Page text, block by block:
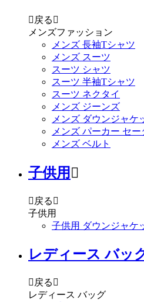
 戻る 
メンズファッション
メンズ 長袖Tシャツ
メンズ スーツ
スーツ シャツ
スーツ 半袖Tシャツ
スーツ ネクタイ
メンズ ジーンズ
メンズ ダウンジャケ
メンズ パーカー セー
メンズ ベルト
子供用 
 戻る 
子供用
子供用 ダウンジャケ
レディース バッ
 戻る 
レディース バッグ